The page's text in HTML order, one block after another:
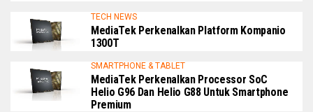
TECH NEWS
MediaTek Perkenalkan Platform Kompanio
1300T
SMARTPHONE & TABLET
MediaTek Perkenalkan Processor SoC
Helio G96 Dan Helio G88 Untuk Smartphone
Premium